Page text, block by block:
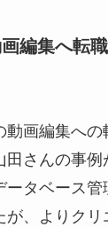
編集へ転
画編集への
田さんの事
ータベース
が、よりク